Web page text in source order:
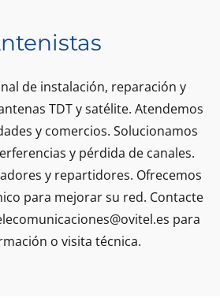
de instalación, reparación y
TDT y satélite. Atendemos
y comercios. Solucionamos
y pérdida de canales.
y repartidores. Ofrecemos
para mejorar su red. Contacte
para
o visita técnica.